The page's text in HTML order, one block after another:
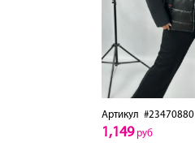
Артикул #23470880
1,149руб